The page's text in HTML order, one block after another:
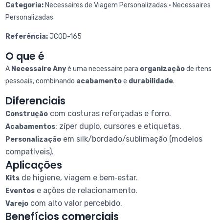
Categoria:Necessaires de Viagem Personalizadas • Necessaires
Personalizadas
Referência:JCOD-165
O que é
A Necessaire Anyé uma necessaire para organizaçãode itens
pessoais, combinando acabamentoe durabilidade.
Diferenciais
Construçãocom costuras reforçadas e forro.
Acabamentos: zíper duplo, cursores e etiquetas.
Personalizaçãoem silk/bordado/sublimação (modelos
compatíveis).
Aplicações
Kitsde higiene, viagem e bem‑estar.
Eventose ações de relacionamento.
Varejocom alto valor percebido.
Benefícios comerciais